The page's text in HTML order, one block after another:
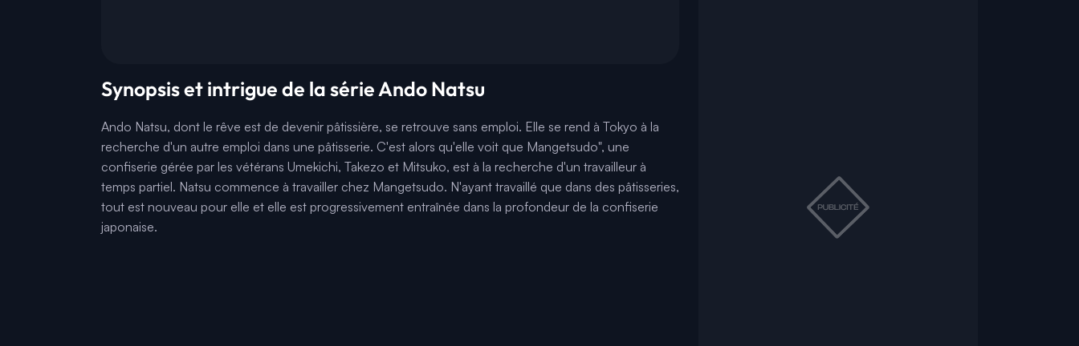
Synopsis et intrigue de la série Ando Natsu
Ando Natsu, dont le rêve est de devenir pâtissière, se retrouve sans emploi. Elle se rend à Tokyo à la
recherche d'un autre emploi dans une pâtisserie. C'est alors qu'elle voit que Mangetsudo", une
confiserie gérée par les vétérans Umekichi, Takezo et Mitsuko, est à la recherche d'un travailleur à
temps partiel. Natsu commence à travailler chez Mangetsudo. N'ayant travaillé que dans des pâtisseries,
tout est nouveau pour elle et elle est progressivement entraînée dans la profondeur de la confiserie
japonaise.